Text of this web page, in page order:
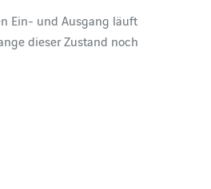
Ein- und Ausgang läuft
dieser Zustand noch